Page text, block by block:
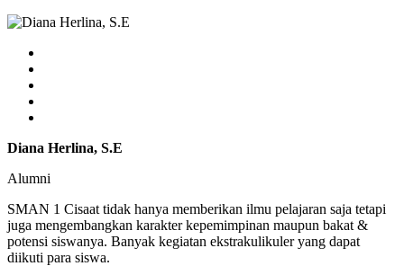
Diana Herlina, S.E
Alumni
SMAN 1 Cisaat tidak hanya memberikan ilmu pelajaran saja tetapi
juga mengembangkan karakter kepemimpinan maupun bakat &
potensi siswanya. Banyak kegiatan ekstrakulikuler yang dapat
diikuti para siswa.